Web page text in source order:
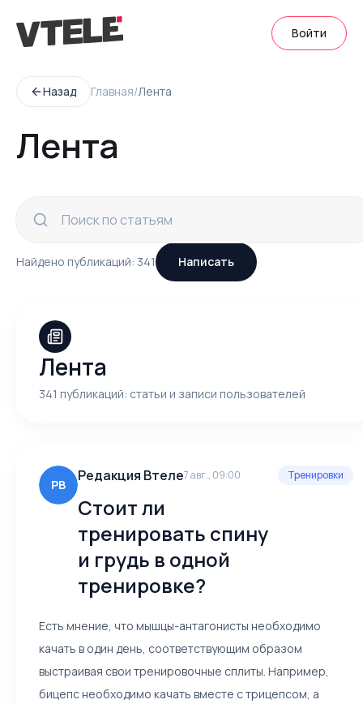
Войти
Назад Главная/Лента
Лента
Найдено публикаций: 341 Написать
Лента
341 публикаций: статьи и записи пользователей
РВ
Редакция Втеле7 авг., 09:00
Стоит ли
тренировать спину
и грудь в одной
тренировке?
Тренировки
Есть мнение, что мышцы-антагонисты необходимо
качать в один день, соответствующим образом
выстраивая свои тренировочные сплиты. Например,
бицепс необходимо качать вместе с трицепсом, а